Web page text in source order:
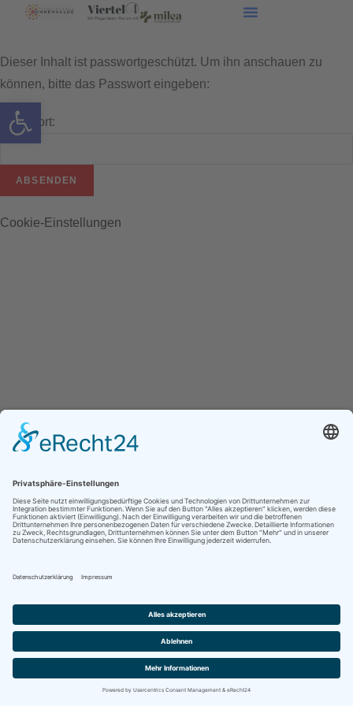
Werkzeugleiste öffnen
Dieser Inhalt ist passwortgeschützt. Um ihn anschauen zu
können, bitte das Passwort eingeben:
Passwort:
Cookie-Einstellungen
Deutsch